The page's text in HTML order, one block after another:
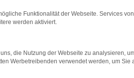
einfach an, wir stehen Ihnen gerne
Funktionalität der Webseite. Services
werden aktiviert.
die Nutzung der Webseite zu analysieren,
Werbetreibenden verwendet werden, um